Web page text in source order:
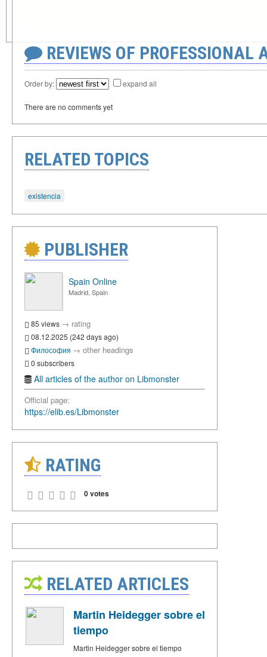
REVIEWS OF PROFESSIONAL
Order by: expand all
There are no comments yet
RELATED TOPICS
existencia
PUBLISHER
Spain Online
Madrid, Spain
85 views → rating
08.12.2025 (242 days ago)
Философия → other headings
0 subscribers
All articles of the author on Libmonster
Official page:
https://elib.es/Libmonster
RATING
0 votes
RELATED ARTICLES
Martin Heidegger sobre el
tiempo
Martin Heidegger sobre el tiempo